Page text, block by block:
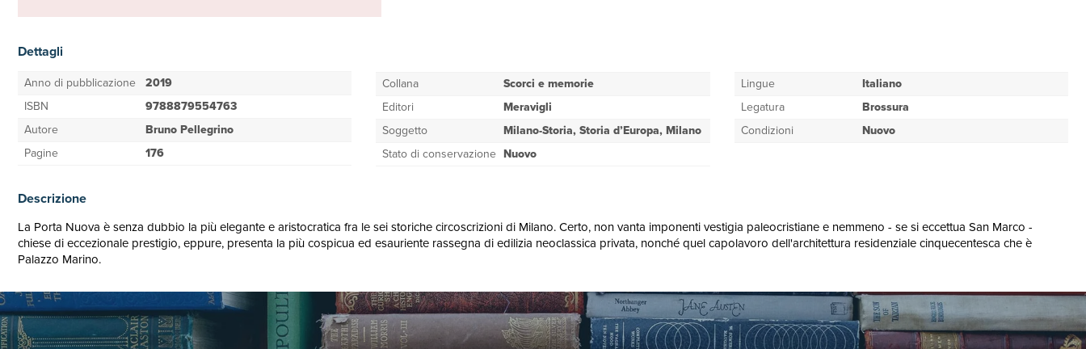
Dettagli
Anno di pubblicazione 2019
ISBN
9788879554763
Autore
Bruno Pellegrino
Pagine
176
Collana
Scorci e memorie
Editori
Meravigli
Soggetto
Milano-Storia, Storia d’Europa, Milano
Stato di conservazione Nuovo
Lingue
Italiano
Legatura
Brossura
Condizioni
Nuovo
Descrizione
La Porta Nuova è senza dubbio la più elegante e aristocratica fra le sei storiche circoscrizioni di Milano. Certo, non vanta imponenti vestigia paleocristiane e nemmeno - se si eccettua San Marco -
chiese di eccezionale prestigio, eppure, presenta la più cospicua ed esauriente rassegna di edilizia neoclassica privata, nonché quel capolavoro dell'architettura residenziale cinquecentesca che è
Palazzo Marino.